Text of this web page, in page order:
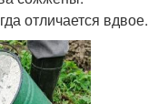
отличается вдвое.